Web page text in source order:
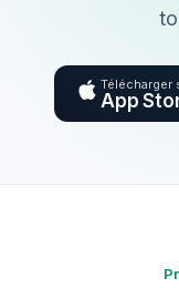
Télécharger
App